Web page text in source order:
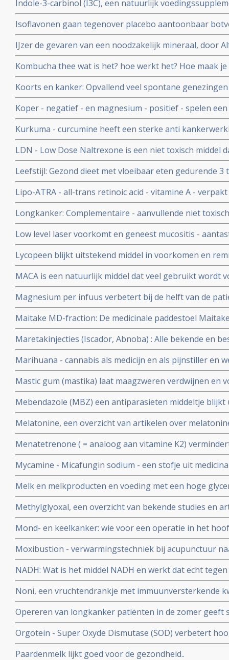
Indole-3-carbinol (I3C), een natuurlijk
voor o.a. hormoongevoelige vormen van kanker
Isoflavonen gaan tegenover placebo aantoonbaar
overgang
IJzer de gevaren van een noodzakelijk mineraal, door
voedingsdeskundige copy 1
Kombucha thee wat is het? hoe werkt het? Hoe maak je
Koorts en kanker: Opvallend veel spontane
veroorzaakt door infecties en koorts. Hier een artikel
kankerpatienten.
Koper - negatief - en magnesium - positief - spelen
overlijden gerelateerd ook aan hart- en vaatziektes en
Kurkuma - curcumine heeft een sterke anti
belangrijke studies met kurkuma - curcumine
LDN - Low Dose Naltrexone is een niet toxisch middel
goedgekeurd is door de FDA
Leefstijl: Gezond dieet met vloeibaar eten gedurende
onder begeleiding terug naar vast voedsel en
procent van de patienten met diabetes 2
Lipo-ATRA - all-trans retinoic acid - vitamine A -
ingebracht zorgt voor opvallend groot aantal totale
APL - acute promyelocytic leukemia, die geen chemo
Longkanker: Complementaire - aanvullende niet
bij longkanker: een overzicht
Low level laser voorkomt en geneest mucositis -
mond veroorzaakt door stamceltransplantatie, chemo
Nederlands apparaatje ook zelf thuis te gebruiken.
Lycopeen blijkt uitstekend middel in voorkomen en
heeft ook nog andere kwaliteiten, zie hier een aantal
MACA is een natuurlijk middel dat veel gebruikt wordt
immuunsysteem en vitaliteit en ook wel door
Magnesium per infuus verbetert bij de helft van de
de pijn en ongemak met meer dan 30 procent
Maitake MD-fraction: De medicinale paddestoel
natuurlijke middel zo bijzonder is in een behandeling
Maretakinjecties (Iscador, Abnoba) : Alle bekende en
over maretakinjecties bij kanker op een rijtje gezet.
Marihuana - cannabis als medicijn en als pijnstiller en
- dementie
Mastic gum (mastika) laat maagzweren verdwijnen en
lijkt ook goed in bestrijding van maag- en darmkanker
Mebendazole (MBZ) een antiparasieten middeltje
verschillende vormen van kanker en nagenoeg zonder
Melatonine, een overzicht van artikelen over
kankerbehandeling bij elkaar gezet.
Menatetrenone ( = analoog aan vitamine K2)
kans op een recidief significant - 42,7 % na 1 jaar en
jaars overleving met 23 %.
Mycamine - Micafungin sodium - een stofje uit
betaglucaan 1.3 krijgt van FDA erkenning als medicijn
tegen candida infecties bij patiënten die stamcel- en
ondergaan en ter
Melk en melkproducten en voeding met een hoge
spelen grote rol in de vorming van acne en staan aan
als diabetes 2 en ook kanker
Methylglyoxal, een overzicht van bekende studies en
Mond- en keelkanker: wie voor een operatie in het
immuunversterkende voeding (arginine, RNA) krijgt
complicaties zoals infecties na de operatie en geneest
Moxibustion - verwarmingstechniek bij acupunctuur
vermindert significant bijwerkingen en vergroot 5
neuskeelkankerpatiënten van 35,7% naar 50% blijkt
gerandomiseerde studie
NADH: Wat is het middel NADH en werkt dat echt
en bij hormoonbehandelingen bij o.a. borstkanker als
Noni, een vruchtendrankje met immuunversterkende
Opereren van longkanker patiënten in de zomer geeft
minder recidieven, dan opereren in de winter of
grote rol te spelen.
Orgotein - Super Oxyde Dismutase (SOD) verbetert
die optreden bij bestraling van hoofd- en halsgebied
Paardenmelk lijkt goed voor de gezondheid..